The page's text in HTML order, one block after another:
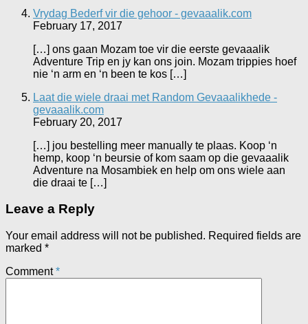
Vrydag Bederf vir die gehoor - gevaaalik.com
February 17, 2017
[…] ons gaan Mozam toe vir die eerste gevaaalik
Adventure Trip en jy kan ons join. Mozam trippies hoef
nie ‘n arm en ‘n been te kos […]
Laat die wiele draai met Random Gevaaalikhede -
gevaaalik.com
February 20, 2017
[…] jou bestelling meer manually te plaas. Koop ‘n
hemp, koop ‘n beursie of kom saam op die gevaaalik
Adventure na Mosambiek en help om ons wiele aan
die draai te […]
Leave a Reply
Your email address will not be published. Required fields are
marked *
Comment*